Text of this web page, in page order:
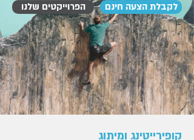
הפרוייקטים שלנו לקבלת הצעה חינם
קופירייטינג ומיתוג